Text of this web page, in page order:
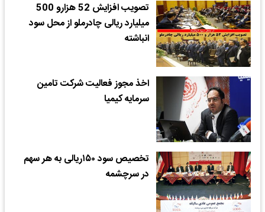
تصویب افزایش 52 هزارو 500
میلیارد ریالی چادرملو از محل سود
انباشته
اخذ مجوز فعالیت شرکت تامین
سرمایه کیمیا
تخصیص سود ۱۵۰ریالی به هر سهم
در سرچشمه